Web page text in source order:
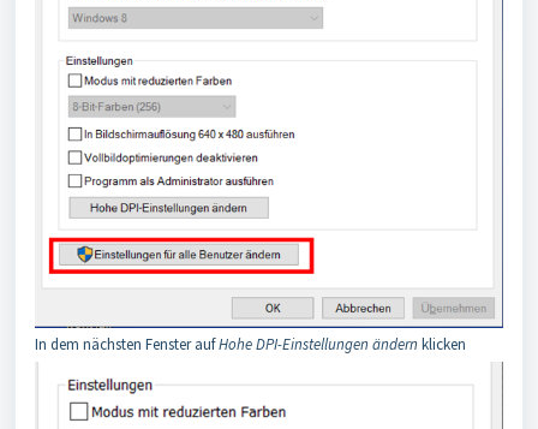
In dem nächsten Fenster aufHohe DPI-Einstellungen ändern klicken